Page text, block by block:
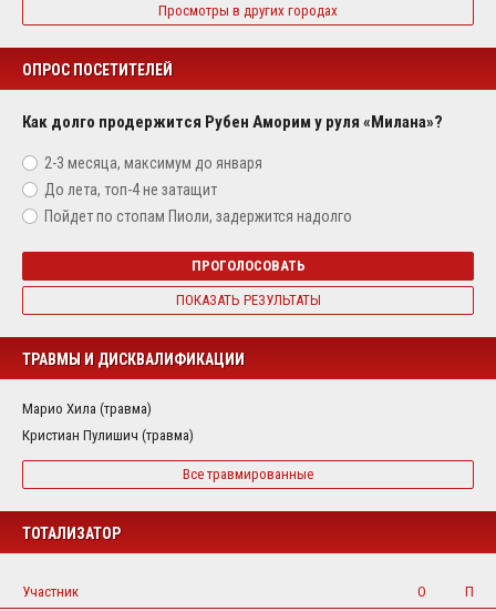
Просмотры в других городах
ОПРОС ПОСЕТИТЕЛЕЙ
Как долго продержится Рубен Аморим у руля «Милана»?
2-3 месяца, максимум до января
До лета, топ-4 не затащит
Пойдет по стопам Пиоли, задержится надолго
ПРОГОЛОСОВАТЬ
ПОКАЗАТЬ РЕЗУЛЬТАТЫ
ТРАВМЫ И ДИСКВАЛИФИКАЦИИ
Марио Хила (травма)
Кристиан Пулишич (травма)
Все травмированные
ТОТАЛИЗАТОР
Участник О
П